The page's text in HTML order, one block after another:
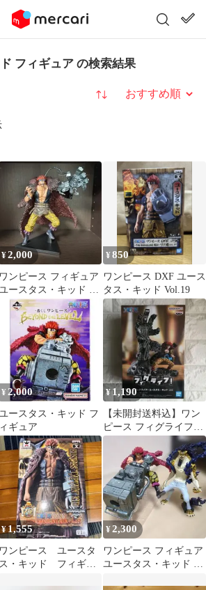
フィギュア の検索結果
並び替え
¥2,000
ワンピース フィギュア
ースタス・キッド 箱
付き
¥850
ワンピース DXF ユース
タス・キッド Vol.19
¥ 2,000
ースタス・キッド フ
ィギュア
¥ 1,190
【未開封送料込】ワン
ピース フィグライフ！
ユースタス・キッド
¥1,555
ワンピース ユースタ
ス・キッド フィギュ
¥2,300
ワンピース フィギュア
ユースタス・キッド ロ